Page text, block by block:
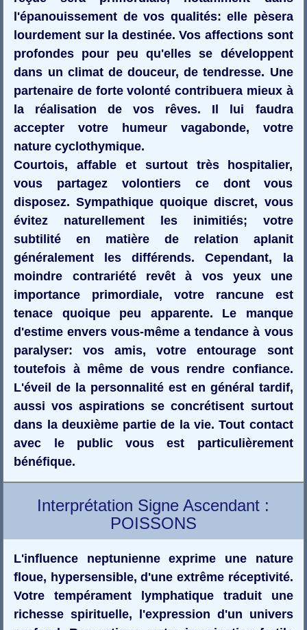
l'épanouissement de vos qualités: elle pèsera
lourdement sur la destinée. Vos affections sont
profondes pour peu qu'elles se développent
dans un climat de douceur, de tendresse. Une
partenaire de forte volonté contribuera mieux à
la réalisation de vos rêves. Il lui faudra
accepter votre humeur vagabonde, votre
nature cyclothymique.
Courtois, affable et surtout très hospitalier,
vous partagez volontiers ce dont vous
disposez. Sympathique quoique discret, vous
évitez naturellement les inimitiés; votre
subtilité en matière de relation aplanit
généralement les différends. Cependant, la
moindre contrariété revêt à vos yeux une
importance primordiale, votre rancune est
tenace quoique peu apparente. Le manque
d'estime envers vous-même a tendance à vous
paralyser: vos amis, votre entourage sont
toutefois à même de vous rendre confiance.
L'éveil de la personnalité est en général tardif,
aussi vos aspirations se concrétisent surtout
dans la deuxième partie de la vie. Tout contact
avec le public vous est particulièrement
bénéfique.
Interprétation Signe Ascendant :
POISSONS
L'influence neptunienne exprime une nature
floue, hypersensible, d'une extrême réceptivité.
Votre tempérament lymphatique traduit une
richesse spirituelle, l'expression d'un univers